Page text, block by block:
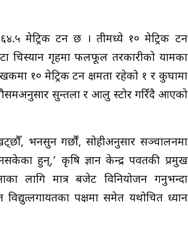
मेट्रिक टन छ । तीमध्ये १० मेट्रिक टन
चिस्यान गृहमा फलफूल तरकारीको यामका
१० मेट्रिक टन क्षमता रहेको १ र कुर्घामा
मौसमअनुसार सुन्तला र आलु स्टोर गरिँदै आएको
भनसुन गर्छौं, सोहीअनुसार सञ्चालनमा
हुन्,’ कृषि ज्ञान केन्द्र पर्वतकी प्रमुख
लागि मात्र बजेट विनियोजन गर्नुभन्दा
विद्युत्लगायतका पक्षमा समेत यथोचित ध्यान